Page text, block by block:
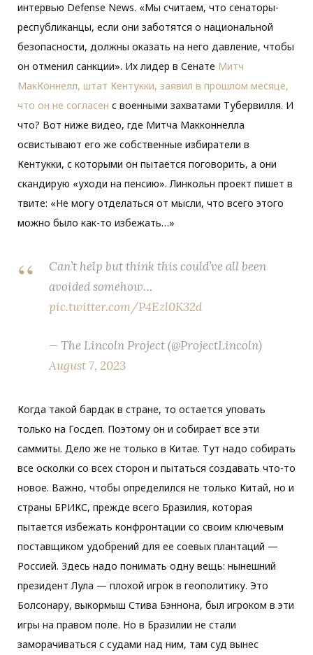
интервью Defense News. «Мы считаем, что сенаторы-
республиканцы, если они заботятся о национальной
безопасности, должны оказать на него давление, чтобы
он отменил санкции». Их лидер в Сенате Митч
МакКоннелл, штат Кентукки, заявил в прошлом месяце,
что он не согласен с военными захватами Тубервилля. И
что? Вот ниже видео, где Митча Макконнелла
освистывают его же собственные избиратели в
Кентукки, с которыми он пытается поговорить, а они
скандирую «уходи на пенсию». Линкольн проект пишет в
твите: «Не могу отделаться от мысли, что всего этого
можно было как-то избежать…»
Can’t help but think this could’ve all been
avoided somehow…
pic.twitter.com/P4Ezl0K32d
— The Lincoln Project (@ProjectLincoln)
August 7, 2023
Когда такой бардак в стране, то остается уповать
только на Госдеп. Поэтому он и собирает все эти
саммиты. Дело же не только в Китае. Тут надо собирать
все осколки со всех сторон и пытаться создавать что-то
новое. Важно, чтобы определился не только Китай, но и
страны БРИКС, прежде всего Бразилия, которая
пытается избежать конфронтации со своим ключевым
поставщиком удобрений для ее соевых плантаций —
Россией. Здесь надо понимать одну вещь: нынешний
президент Лула — плохой игрок в геополитику. Это
Болсонару, выкормыш Стива Бэннона, был игроком в эти
игры на правом поле. Но в Бразилии не стали
заморачиваться с судами над ним, там суд вынес